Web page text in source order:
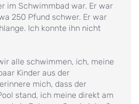
im Schwimmbad war. Er war
250 Pfund schwer. Er war
Ich konnte ihn nicht
alle schwimmen, ich, meine
Kinder aus der
mich, dass der
stand, ich meine direkt am